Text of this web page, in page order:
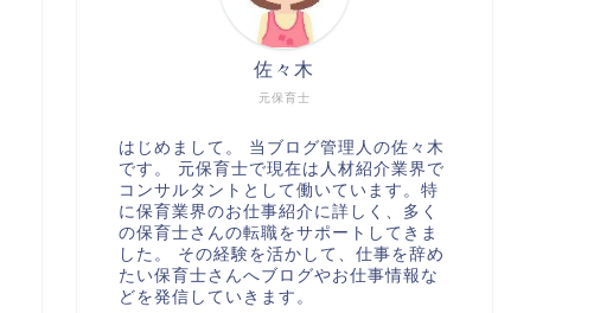
元保育士
佐々木
はじめまして。 当ブログ管理人の佐々木
です。 元保育士で現在は人材紹介業界で
コンサルタントとして働いています。特
に保育業界のお仕事紹介に詳しく、多く
の保育士さんの転職をサポートしてきま
した。 その経験を活かして、仕事を辞め
たい保育士さんへブログやお仕事情報な
どを発信していきます。